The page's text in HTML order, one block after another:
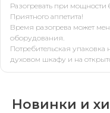
Разогревать при мощности
Приятного аппетита!
Время разогрева может
оборудования.
Потребительская упаковка
духовом шкафу и на
Новинки и